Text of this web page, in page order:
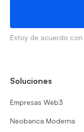
Estoy de acuerdo con
Soluciones
Empresas Web3
Neobanca Moderna